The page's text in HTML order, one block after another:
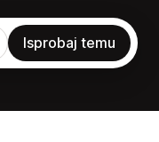
Isprobaj temu